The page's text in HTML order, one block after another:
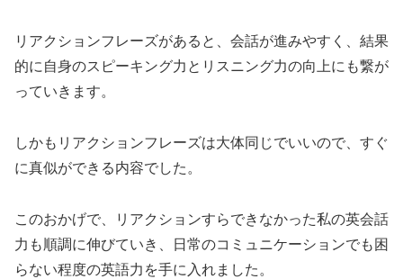
リアクションフレーズがあると、会話が進みやすく、結果
的に自身のスピーキング力とリスニング力の向上にも繋が
っていきます。
しかもリアクションフレーズは大体同じでいいので、すぐ
に真似ができる内容でした。
このおかげで、リアクションすらできなかった私の英会話
力も順調に伸びていき、日常のコミュニケーションでも困
らない程度の英語力を手に入れました。